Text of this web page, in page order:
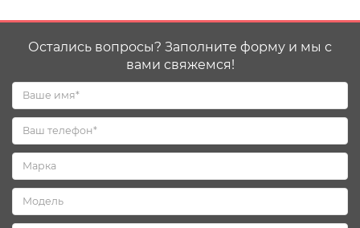
Остались вопросы? Заполните форму и мы с
вами свяжемся!